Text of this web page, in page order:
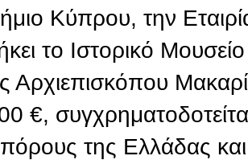
Κύπρου, την
το Ιστορικό
Αρχιεπισκόπου
€,
πόρους της Ελλάδας